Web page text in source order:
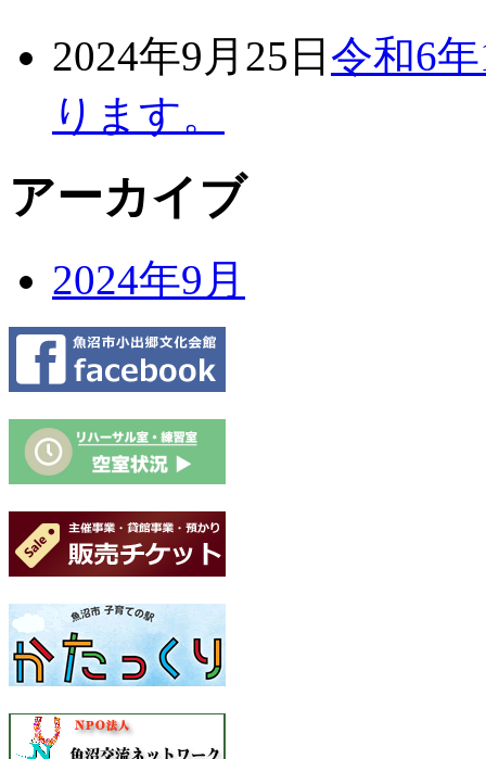
2024年9月25日 令和6
ります。
アーカイブ
2024年9月